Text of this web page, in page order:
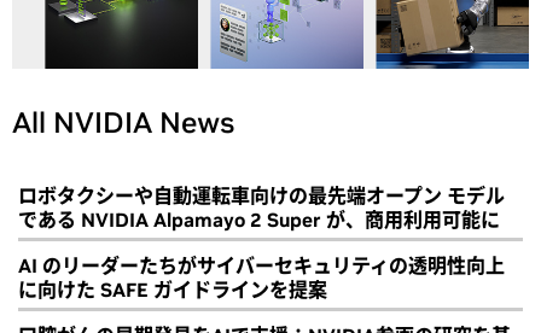
All NVIDIA News
ロボタクシーや自動運転車向けの最先端オープン モデル
である NVIDIA Alpamayo 2 Super が、商用利用可能に
AI のリーダーたちがサイバーセキュリティの透明性向上
に向けた SAFE ガイドラインを提案